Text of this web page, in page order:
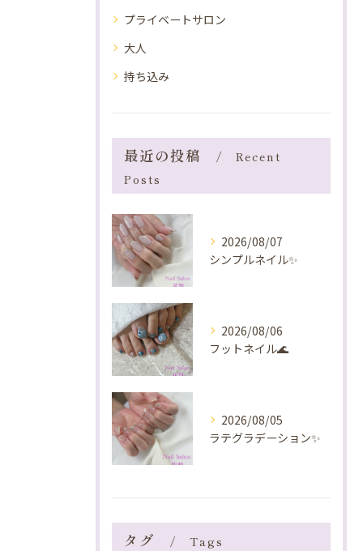
プライベートサロン
大人
持ち込み
最近の投稿
Recent
Posts
2026/08/07
シンプルネイル✨️
2026/08/06
フットネイル🌊
2026/08/05
ラテグラデーション✨️
タグ Tags